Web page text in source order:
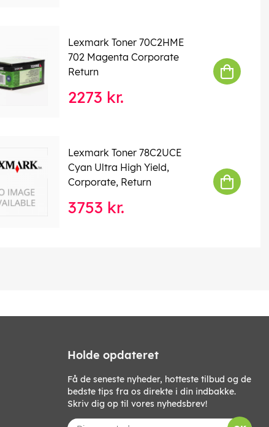
Lexmark Toner 70C2HME
702 Magenta Corporate
Return
2273 kr.
Lexmark Toner 78C2UCE
Cyan Ultra High Yield,
Corporate, Return
3753 kr.
Holde opdateret
Få de seneste nyheder, hotteste tilbud og de
bedste tips fra os direkte i din indbakke.
Skriv dig op til vores nyhedsbrev!